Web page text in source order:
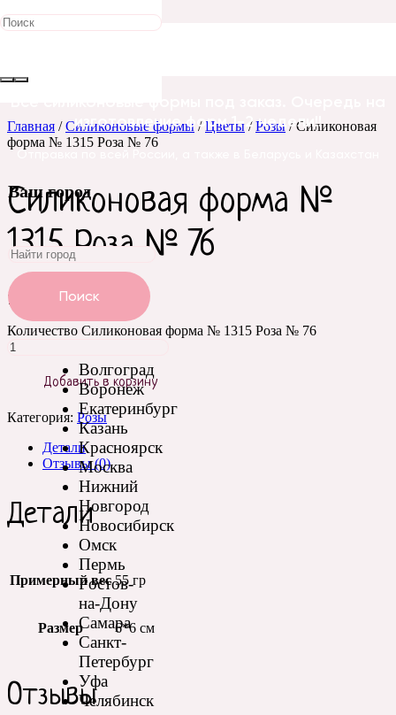
изготовление форм 1-2 недели!!
Отправка по всей России, а также в Беларусь и Казахстан
Ваш город
Поиск
Волгоград
Воронеж
Екатеринбург
Казань
Красноярск
Москва
Нижний
Новгород
Новосибирск
Омск
Пермь
Ростов-
на-Дону
Самара
Санкт-
Петербург
Уфа
Челябинск
Главная /Силиконовые формы / Цветы /Розы / Силиконовая
форма № 1315 Роза № 76
Силиконовая форма №
1315 Роза № 76
740
Количество Силиконовая форма № 1315 Роза № 76
Добавить в корзину
Категория: Розы
Детали
Отзывы (0)
Детали
Примерный вес 55 гр
Размер 6*6 см
Отзывы